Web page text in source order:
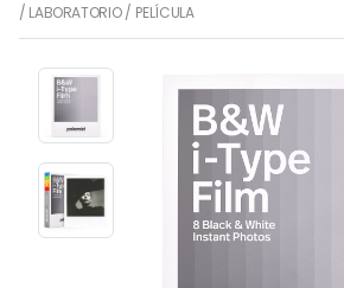
/ LABORATORIO/ PELÍCULA